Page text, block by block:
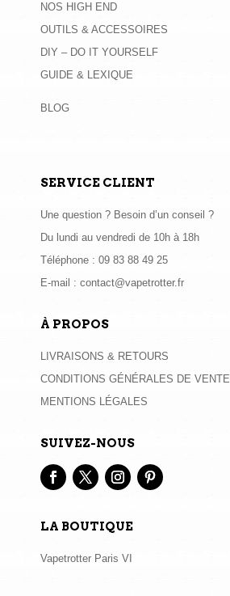
NOS HIGH END
OUTILS & ACCESSOIRES
DIY – DO IT YOURSELF
GUIDE & LEXIQUE
BLOG
SERVICE CLIENT
Une question ? Besoin d’un conseil ?
Du lundi au vendredi de 10h à 18h
Téléphone : 09 83 88 49 25
E-mail : contact@vapetrotter.fr
À PROPOS
LIVRAISONS & RETOURS
CONDITIONS GÉNÉRALES DE VENTE
MENTIONS LÉGALES
SUIVEZ-NOUS
LA BOUTIQUE
Vapetrotter Paris VI